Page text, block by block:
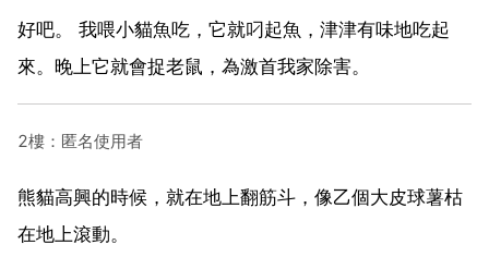
好吧。 我喂小貓魚吃，它就叼起魚，津津有味地吃起
來。晚上它就會捉老鼠，為激首我家除害。
2樓：匿名使用者
熊貓高興的時候，就在地上翻筋斗，像乙個大皮球薯枯
在地上滾動。